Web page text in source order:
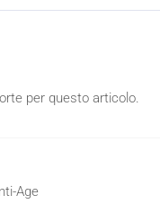
per questo articolo.
Age